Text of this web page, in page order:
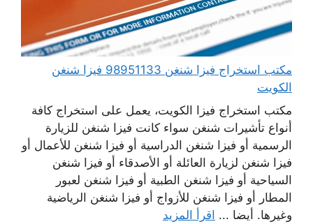
مكتب استخراج فيزا شنغن 98951133 فيزا شنغن
الكويت
مكتب استخراج فيزا الكويت، يعمل على استخراج كافة
أنواع تأشيرات شنغن سواء كانت فيزا شنغن للزيارة
الرسمية أو فيزا شنغن الدراسية أو فيزا شنغن للأعمال أو
فيزا شنغن لزيارة العائلة أو الأصدقاء أو فيزا شنغن
السياحية أو فيزا شنغن الطبية أو فيزا شنغن لعبور
المطار أو فيزا شنغن للأزواج أو فيزا شنغن الرياضية
وغيرها. أيضا ... اقرأ المزيد